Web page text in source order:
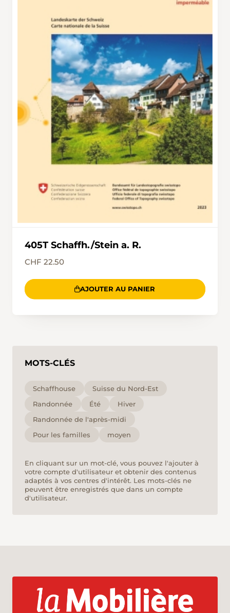
Rummelen, à 590 mètres. Parfois, les Alpes se
dessinent même au loin. Le village frontalier
de Trasadingen offre une attraction
particulière: on peut y passer la nuit dans un
tonneau! Chez les Rüedi, on dort en effet dans
des tonneaux datant de deux siècles ou dans
des chambres d’hôtel récentes, en forme de
tonneau en bois, qui offrent tout le confort
moderne: douche, WC et télévision. On peut
aussi déguster au bar à vin ou dans le lounge
de la ferme des Rüedi des spécialités solides et
liquides de la région.
405T Schaffh./Stein a. R.
CHF 22.50
AJOUTER AU PANIER
MOTS-CLÉS
Schaffhouse
Suisse du Nord-Est
Randonnée
Été
Hiver
Randonnée de l'après-midi
Pour les familles
moyen
En cliquant sur un mot-clé, vous pouvez l'ajouter à
votre compte d'utilisateur et obtenir des contenus
adaptés à vos centres d'intérêt. Les mots-clés ne
peuvent être enregistrés que dans un compte
d'utilisateur.